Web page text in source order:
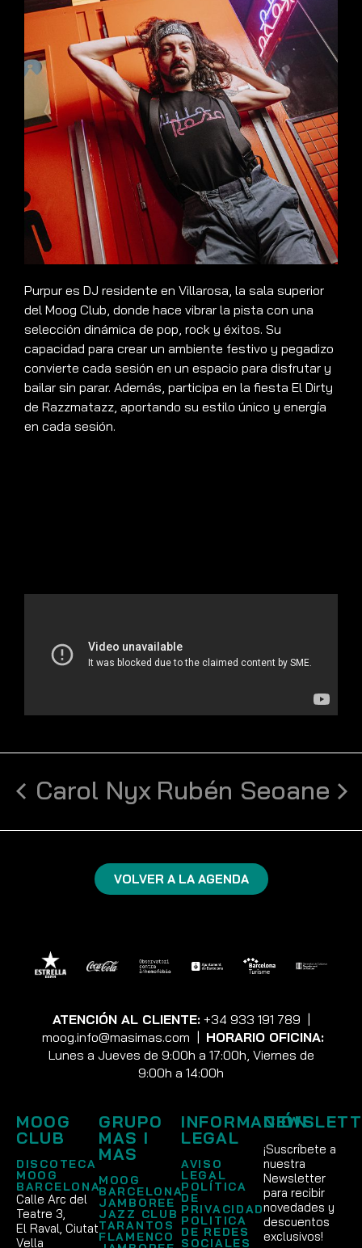
Purpur es DJ residente en Villarosa, la sala superior
del Moog Club, donde hace vibrar la pista con una
selección dinámica de pop, rock y éxitos. Su
capacidad para crear un ambiente festivo y pegadizo
convierte cada sesión en un espacio para disfrutar y
bailar sin parar. Además, participa en la fiesta El Dirty
de Razzmatazz, aportando su estilo único y energía
en cada sesión.
Carol Nyx Rubén Seoane
VOLVER A LA AGENDA
ATENCIÓN AL CLIENTE: +34 933 191 789 |
moog.info@masimas.com | HORARIO OFICINA:
Lunes a Jueves de 9:00h a 17:00h, Viernes de
9:00h a 14:00h
MOOG
CLUB
DISCOTECA
MOOG
BARCELONA
Calle Arc del
Teatre 3,
El Raval, Ciutat
Vella
GRUPO
MAS I
MAS
MOOG
BARCELONA
JAMBOREE
JAZZ CLUB
TARANTOS
FLAMENCO
INFORMACIÓN
LEGAL
AVISO
LEGAL
POLÍTICA
DE
PRIVACIDAD
POLITICA
DE REDES
SOCIALES
¡Suscríbete a
nuestra
Newsletter
para recibir
novedades y
descuentos
exclusivos!